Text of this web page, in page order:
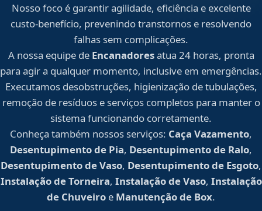
Nosso foco é garantir agilidade, eficiência e excelente
custo-benefício, prevenindo transtornos e resolvendo
falhas sem complicações.
A nossa equipe de Encanadoresatua 24 horas, pronta
para agir a qualquer momento, inclusive em emergências.
Executamos desobstruções, higienização de tubulações,
remoção de resíduos e serviços completos para manter o
sistema funcionando corretamente.
Conheça também nossos serviços: Caça Vazamento,
Desentupimento de Pia, Desentupimento de Ralo,
Desentupimento de Vaso, Desentupimento de Esgoto,
Instalação de Torneira, Instalação de Vaso, Instalação
de Chuveiro e Manutenção de Box.